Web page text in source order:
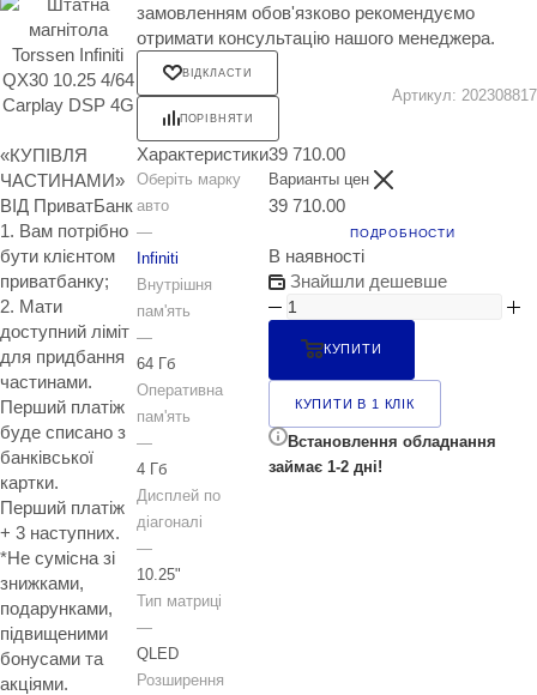
«КУПІВЛЯ
ЧАСТИНАМИ»
ВІД ПриватБанк
1. Вам потрібно
бути клієнтом
приватбанку;
2. Мати
доступний ліміт
для придбання
частинами.
Перший платіж
буде списано з
банківської
картки.
Перший платіж
+ 3 наступних.
*Не сумісна зі
знижками,
подарунками,
підвищеними
бонусами та
акціями.
замовленням обов'язково рекомендуємо
отримати консультацію нашого менеджера.
ВІДКЛАСТИ
ПОРІВНЯТИ
Артикул: 202308817
Характеристики
Оберіть марку
авто
—
Infiniti
Внутрішня
пам'ять
—
64 Гб
Оперативна
пам'ять
—
4 Гб
Дисплей по
діагоналі
—
10.25"
Тип матриці
—
QLED
Розширення
39 710.00
Варианты цен
39 710.00
ПОДРОБНОСТИ
В наявності
Знайшли дешевше
КУПИТИ
КУПИТИ В 1 КЛІК
Встановлення обладнання
займає 1-2 дні!